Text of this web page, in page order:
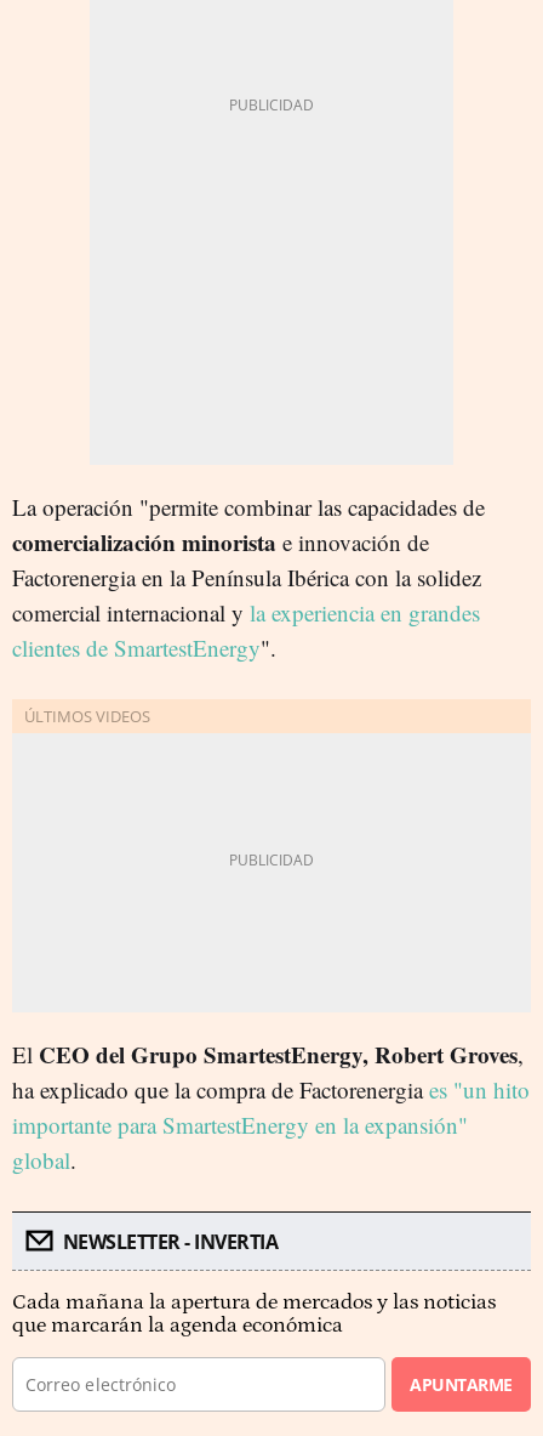
La operación "permite combinar las capacidades de
comercialización minorista e innovación de
Factorenergia en la Península Ibérica con la solidez
comercial internacional y la experiencia en grandes
clientes de SmartestEnergy".
El CEO del Grupo SmartestEnergy, Robert Groves,
ha explicado que la compra de Factorenergiaes "un hito
importante para SmartestEnergy en la expansión"
global.
NEWSLETTER - INVERTIA
Cada mañana la apertura de mercados y las noticias
que marcarán la agenda económica
APUNTARME